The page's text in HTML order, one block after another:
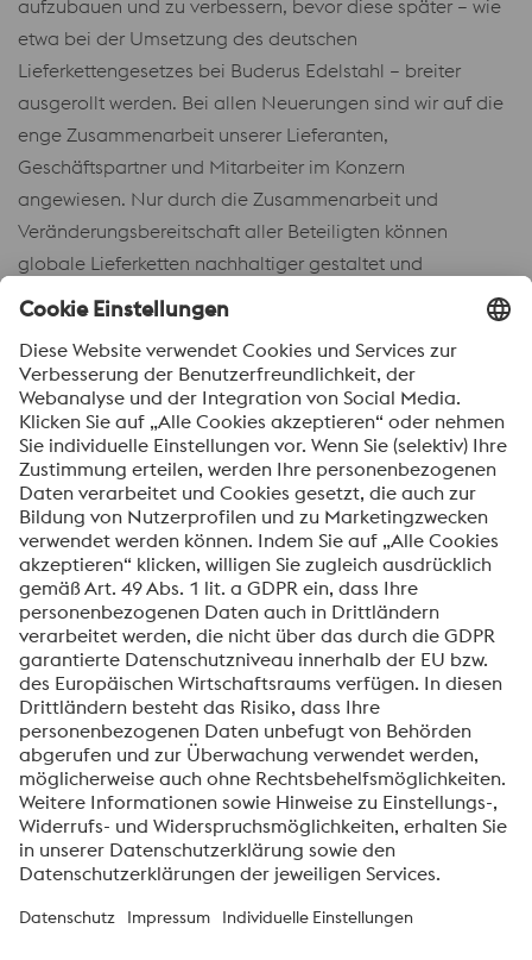
aufzubauen und zu verbessern, bevor diese später – wie
etwa bei der Umsetzung des deutschen
Lieferkettengesetzes bei Buderus Edelstahl – breiter
ausgerollt werden. Bei allen Neuerungen sind wir auf die
enge Zusammenarbeit unserer Lieferanten,
Geschäftspartner und Mitarbeiter im Konzern
angewiesen. Nur durch die Zusammenarbeit und
Veränderungsbereitschaft aller Beteiligten können
globale Lieferketten nachhaltiger gestaltet und
Menschenrechte stärker verankert werden.
[1] vgl. Bundesministerium für wirtschaftliche
Zusammenarbeit und Entwicklung (2023). Das
Lieferkettengesetz.https://www.bmz.de/de/themen/liefer
kettengesetz/
Über die High Performance Metals Division
Die High Performance Metals Division des voestalpine-Konzerns
ist auf die Produktion und Verarbeitung von